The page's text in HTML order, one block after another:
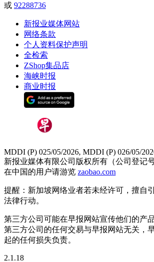
或 92288736
新报业媒体网站
网络条款
个人资料保护声明
全检索
ZShop集品店
海峡时报
商业时报
MDDI (P) 025/05/2026, MDDI (P) 026/05/
新报业媒体有限公司版权所有（公司登记号
在中国的用户请游览 zaobao.com
提醒：新加坡网络业者若未经许可，擅自
法律行动。
第三方公司可能在早报网站宣传他们的产
第三方公司的任何交易与早报网站无关，
起的任何损失负责。
2.1.18